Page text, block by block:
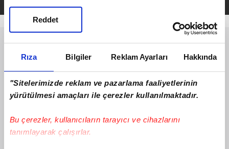
Rıza Bilgiler Reklam Ayarları Hakkında
"Sitelerimizde reklam ve pazarlama faaliyetlerinin
yürütülmesi amaçları ile çerezler kullanılmaktadır.
Bu çerezler, kullanıcıların tarayıcı ve cihazlarını
tanımlayarak çalışırlar.
Reddet